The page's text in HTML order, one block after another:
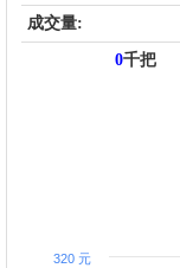
成交量:
0千把
320 元